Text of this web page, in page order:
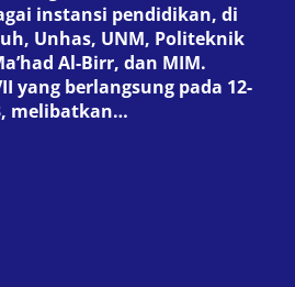
instansi pendidikan, di
Unhas, UNM, Politeknik
Al-Birr, dan MIM.
yang berlangsung pada 12-
melibatkan…